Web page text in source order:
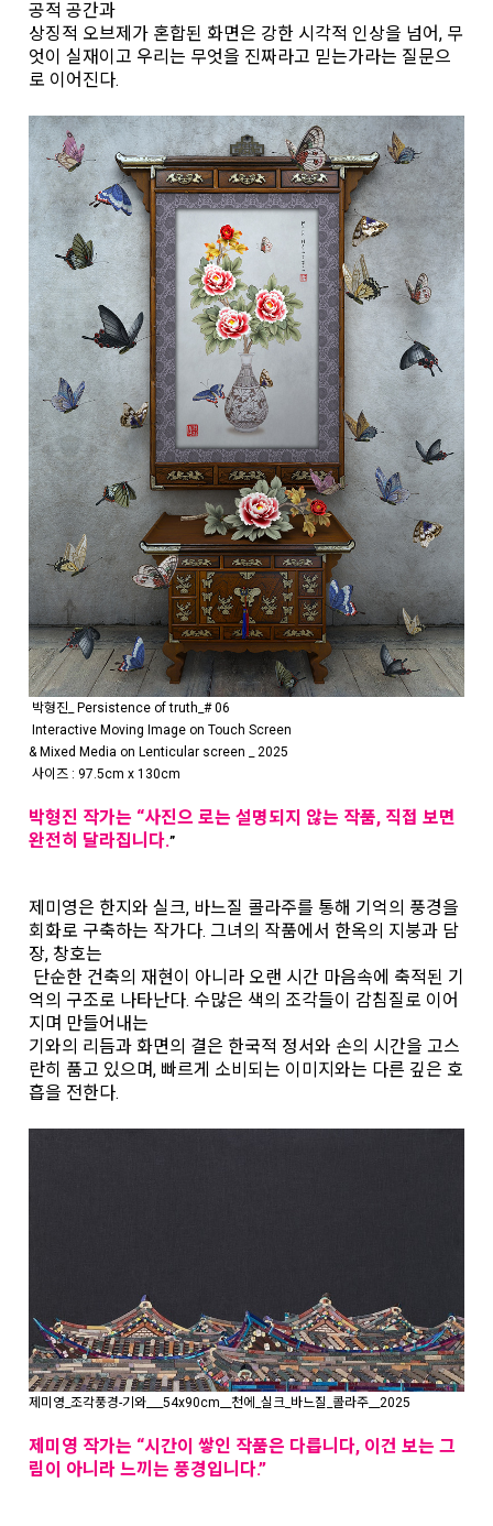
공적 공간과
상징적 오브제가 혼합된 화면은 강한 시각적 인상을 넘어, 무
엇이 실재이고 우리는 무엇을 진짜라고 믿는가라는 질문으
로 이어진다.
박형진_ Persistence of truth_# 06
Interactive Moving Image on Touch Screen
& Mixed Media on Lenticular screen _ 2025
사이즈 : 97.5cm x 130cm
박형진 작가는 “사진으 로는 설명되지 않는 작품, 직접 보면
완전히 달라집니다.”
제미영은 한지와 실크, 바느질 콜라주를 통해 기억의 풍경을
회화로 구축하는 작가다. 그녀의 작품에서 한옥의 지붕과 담
장, 창호는
단순한 건축의 재현이 아니라 오랜 시간 마음속에 축적된 기
억의 구조로 나타난다. 수많은 색의 조각들이 감침질로 이어
지며 만들어내는
기와의 리듬과 화면의 결은 한국적 정서와 손의 시간을 고스
란히 품고 있으며, 빠르게 소비되는 이미지와는 다른 깊은 호
흡을 전한다.
제미영_조각풍경-기와___54x90cm__천에_실크_바느질_콜라주__2025
제미영 작가는 “시간이 쌓인 작품은 다릅니다, 이건 보는 그
림이 아니라 느끼는 풍경입니다.”